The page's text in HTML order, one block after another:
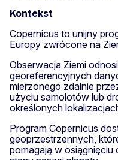
Kontekst
Copernicus to unijny
Europy zwrócone na
Obserwacja Ziemi
georeferencyjnych
mierzonego zdalnie
użyciu samolotów lub
określonych
Program Copernicus
geoprzestrzennych,
pomagają w